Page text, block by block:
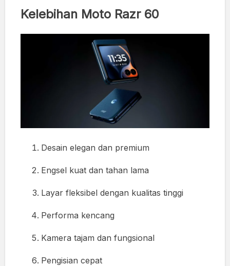
Kelebihan Moto Razr 60
Desain elegan dan premium
Engsel kuat dan tahan lama
Layar fleksibel dengan kualitas tinggi
Performa kencang
Kamera tajam dan fungsional
Pengisian cepat